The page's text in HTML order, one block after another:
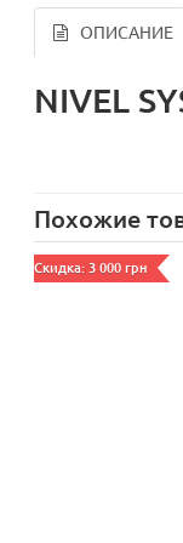
ОПИСАНИЕ
NIVEL
Похожие
Скидка: 3 000 грн